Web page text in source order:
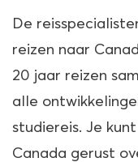
De
reizen naar
20 jaar reizen
alle
studiereis. Je
Canada gerust